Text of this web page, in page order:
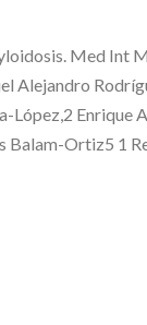
Med Int
Alejandro
López,2
Balam-Ortiz5 1